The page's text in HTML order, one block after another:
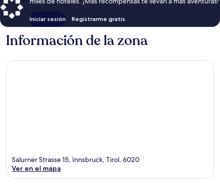
Iniciar sesión Registrarme gratis
Información de la zona
Salurner Strasse 15, Innsbruck, Tirol, 6020
Ver en el mapa